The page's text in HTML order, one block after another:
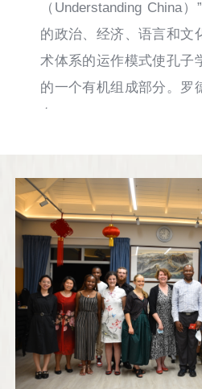
（Understanding China
的政治、经济、语言和文
术体系的运作模式使孔子
的一个有机组成部分。罗
在DSG（Diocesan
共同举办的警察汉语培训
开设汉语与中国文化兴趣